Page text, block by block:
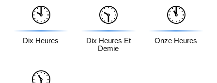
🕙
Dix Heures
🕥
Dix Heures Et
Demie
🕚
Onze Heures